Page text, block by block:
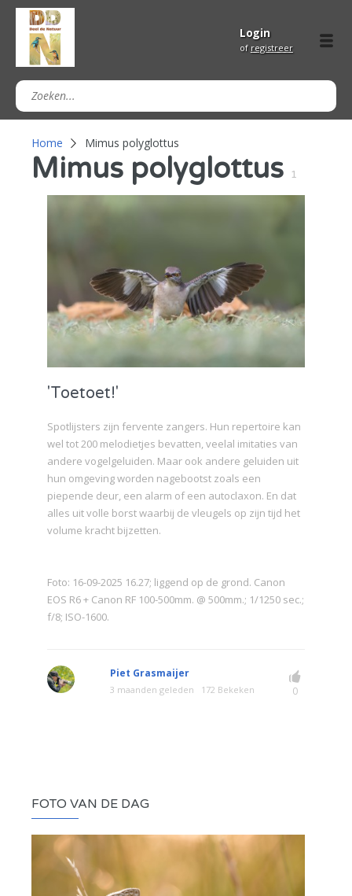
Login
of registreer
Home Mimus polyglottus
Mimus polyglottus 1
'Toetoet!'
Spotlijsters zijn fervente zangers. Hun repertoire kan
wel tot 200 melodietjes bevatten, veelal imitaties van
andere vogelgeluiden. Maar ook andere geluiden uit
hun omgeving worden nagebootst zoals een
piepende deur, een alarm of een autoclaxon. En dat
alles uit volle borst waarbij de vleugels op zijn tijd het
volume kracht bijzetten.
Foto: 16-09-2025 16.27; liggend op de grond. Canon
EOS R6 + Canon RF 100-500mm. @ 500mm.; 1/1250 sec.;
f/8; ISO-1600.
Piet Grasmaijer
3 maanden geleden 172 Bekeken 0
FOTO VAN DE DAG